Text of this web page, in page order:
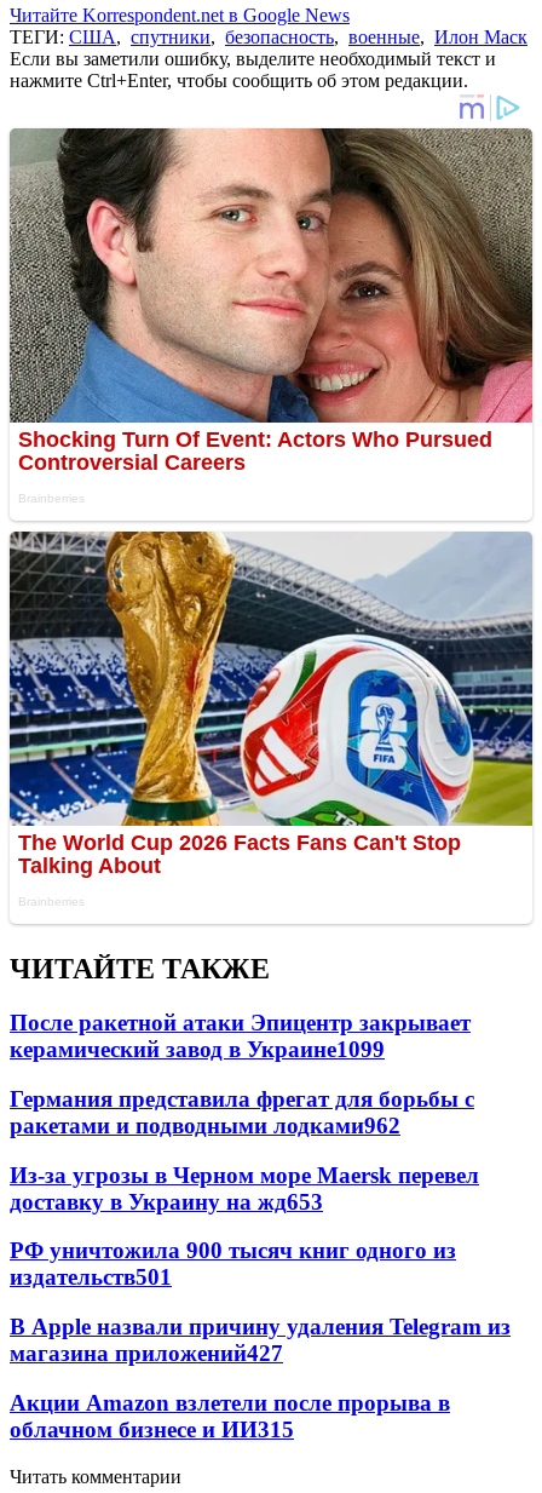
Читайте Korrespondent.net в Google News
ТЕГИ: США, спутники, безопасность, военные, Илон Маск
Если вы заметили ошибку, выделите необходимый текст и
нажмите Ctrl+Enter, чтобы сообщить об этом редакции.
ЧИТАЙТЕ ТАКЖЕ
После ракетной атаки Эпицентр закрывает
керамический завод в Украине1099
Германия представила фрегат для борьбы с
ракетами и подводными лодками962
Из-за угрозы в Черном море Maersk перевел
доставку в Украину на жд653
РФ уничтожила 900 тысяч книг одного из
издательств501
В Apple назвали причину удаления Telegram из
магазина приложений427
Акции Amazon взлетели после прорыва в
облачном бизнесе и ИИ315
Читать комментарии